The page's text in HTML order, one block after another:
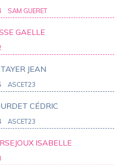
SAM GUERET
GAELLE
JEAN
ASCET23
CÉDRIC
ASCET23
ISABELLE